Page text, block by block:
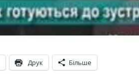
Друк Більше